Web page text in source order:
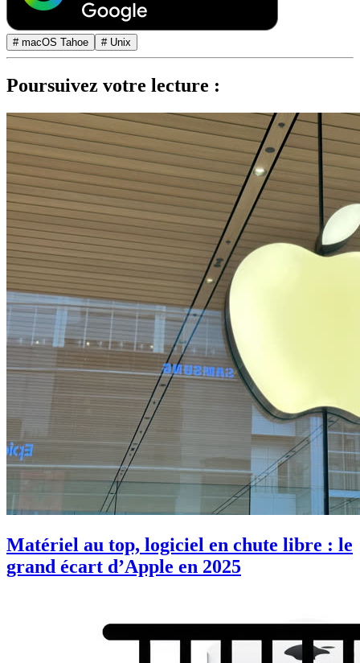
# macOS Tahoe # Unix
Poursuivez votre lecture :
Matériel au top, logiciel en chute libre : le
grand écart d’Apple en 2025